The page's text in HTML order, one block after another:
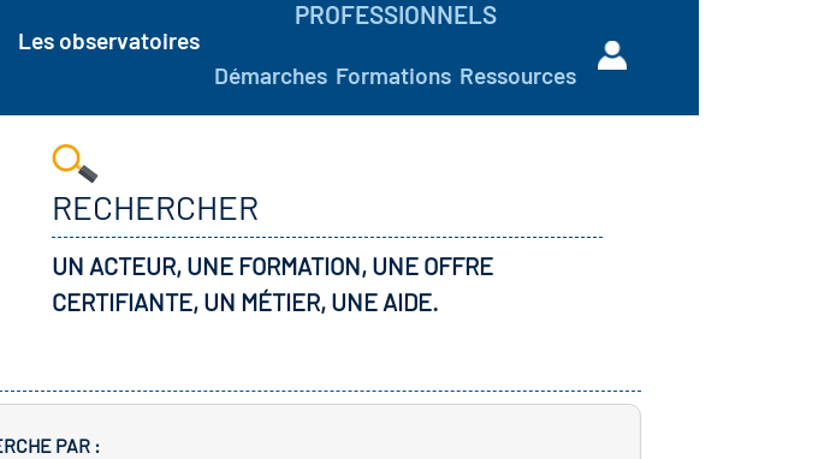
Les observatoires
PROFESSIONNELS
Démarches Formations Ressources
RECHERCHER
UN ACTEUR, UNE FORMATION, UNE OFFRE
CERTIFIANTE, UN MÉTIER, UNE AIDE.
PAR :